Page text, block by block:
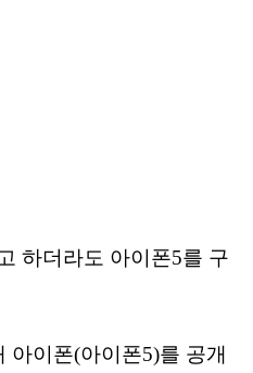
하더라도 아이폰5를 구
아이폰(아이폰5)를 공개